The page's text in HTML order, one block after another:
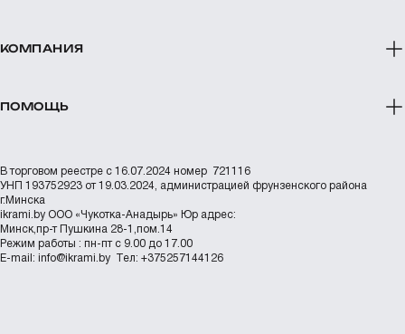
КОМПАНИЯ
ПОМОЩЬ
В торговом реестре с 16.07.2024 номер 721116
УНП 193752923 от 19.03.2024, администрацией фрунзенского района
г.Минска
ikrami.by ООО «Чукотка-Анадырь» Юр адрес:
Минск,пр-т Пушкина 28-1,пом.14
Режим работы : пн-пт с 9.00 до 17.00
Е-mail:
info@ikrami.by Тел: +375257144126